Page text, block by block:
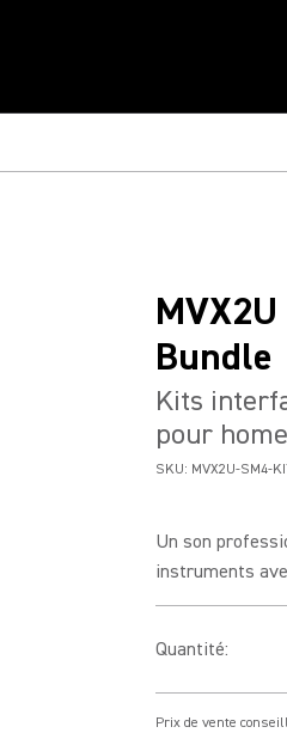
Bundle
Kits
pour
SKU: MVX2U-SM4-
Un son
instruments
Quantité:
Prix de vente